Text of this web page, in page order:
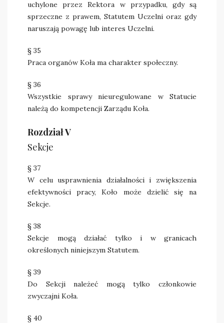
uchylone przez Rektora w przypadku, gdy są
sprzeczne z prawem, Statutem Uczelni oraz gdy
naruszają powagę lub interes Uczelni.
§ 35
Praca organów Koła ma charakter społeczny.
§ 36
Wszystkie sprawy nieuregulowane w Statucie
należą do kompetencji Zarządu Koła.
Rozdział V
Sekcje
§ 37
W celu usprawnienia działalności i zwiększenia
efektywności pracy, Koło może dzielić się na
Sekcje.
§ 38
Sekcje mogą działać tylko i w granicach
określonych niniejszym Statutem.
§ 39
Do Sekcji należeć mogą tylko członkowie
zwyczajni Koła.
§ 40